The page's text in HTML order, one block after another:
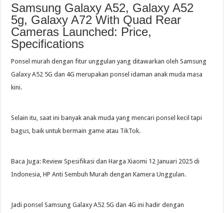
Samsung Galaxy A52, Galaxy A52
5g, Galaxy A72 With Quad Rear
Cameras Launched: Price,
Specifications
Ponsel murah dengan fitur unggulan yang ditawarkan oleh Samsung
Galaxy A52 5G dan 4G merupakan ponsel idaman anak muda masa
kini.
Selain itu, saat ini banyak anak muda yang mencari ponsel kecil tapi
bagus, baik untuk bermain game atau TikTok.
Baca Juga: Review Spesifikasi dan Harga Xiaomi 12 Januari 2025 di
Indonesia, HP Anti Sembuh Murah dengan Kamera Unggulan.
Jadi ponsel Samsung Galaxy A52 5G dan 4G ini hadir dengan